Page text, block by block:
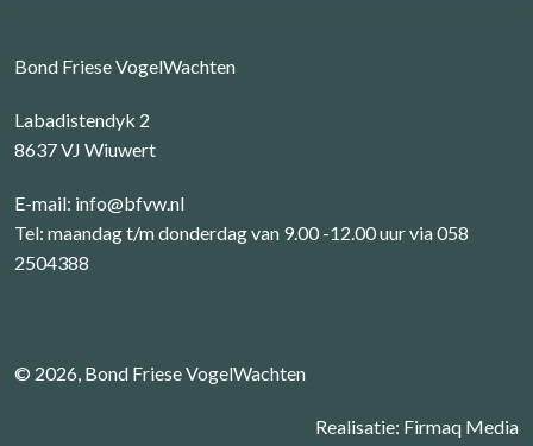
Bond Friese VogelWachten
Labadistendyk 2
8637 VJ Wiuwert
E-mail: info@bfvw.nl
Tel: maandag t/m donderdag van 9.00 -12.00 uur via 058
2504388
© 2026, Bond Friese VogelWachten
Realisatie: Firmaq Media